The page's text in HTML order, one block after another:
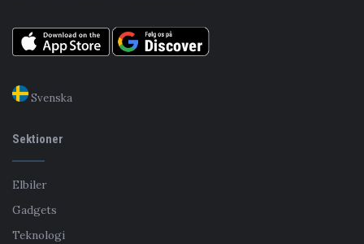
Svenska
Sektioner
Elbiler
Gadgets
Teknologi